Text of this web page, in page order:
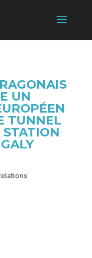
UN
TUNNEL